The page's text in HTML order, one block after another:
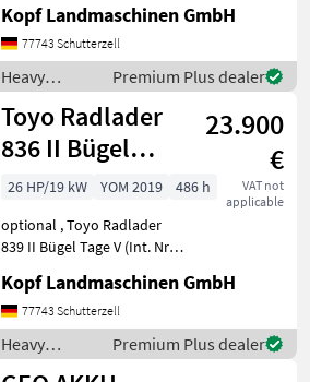
Steuerkreis, STVZO-
GutachtenStandard
Schaufel 110 cm und
Palettengabel
Neumaschine 2024 3, 1
Kopf Landmaschinen GmbH
77743 Schutterzell
Heavy
equipment/
construction
machines /
Toyo
Premium Plus dealer
Toyo Radlader
836 II Bügel
Stage V 310
Hubmast
23.900
€
VAT not
applicable
26 HP/19 kW YOM 2019
486 h
optional , Toyo Radlader
839 II Bügel Tage V (Int. Nr.
Stage V Baujahr 2019 486
Betriebsstunden 3, 10 m
Hubhöhe / Hubmast
Allradantrieb übe
Kopf Landmaschinen GmbH
77743 Schutterzell
Heavy
equipment/
Premium Plus dealer